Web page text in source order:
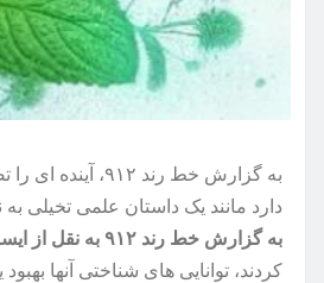
به گزارش خط رند
دارد مانند یک داستان علمی تخیلی
به گزارش خط رند ۹۱۲ به نقل از ایسنا،
کردند، توانایی های شناختی آنها